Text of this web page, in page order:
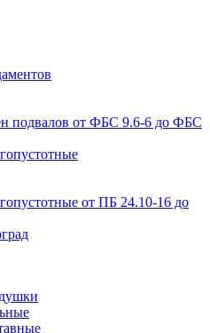
подвалов от ФБС 9.6-6 до ФБС
от ПБ 24.10-16 до